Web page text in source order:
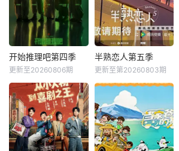
开始推理吧第四季
更新至20260806期
半熟恋人第五季
更新至第20260803期